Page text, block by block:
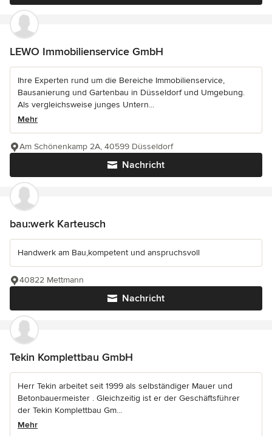
LEWO Immobilienservice GmbH
Ihre Experten rund um die Bereiche Immobilienservice,
Bausanierung und Gartenbau in Düsseldorf und Umgebung.
Als vergleichsweise junges Untern...
Mehr
Nachricht
Am Schönenkamp 2A, 40599 Düsseldorf
bau:werk Karteusch
Handwerk am Bau,kompetent und anspruchsvoll
Nachricht
40822 Mettmann
Tekin Komplettbau GmbH
Herr Tekin arbeitet seit 1999 als selbständiger Mauer und
Betonbauermeister . Gleichzeitig ist er der Geschäftsführer
der Tekin Komplettbau Gm...
Mehr